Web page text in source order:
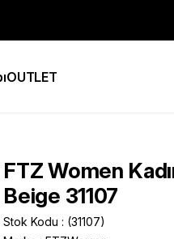
OUTLET
FTZ Women
Beige 31107
Stok Kodu
(31107)